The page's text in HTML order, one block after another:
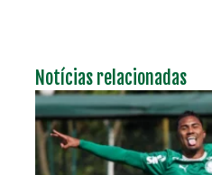
Notícias relacionadas